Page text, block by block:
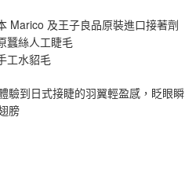
Marico 及王子良品原裝進口接著劑
蠶絲人工睫毛
工水貂毛
驗到日式接睫的羽翼輕盈感，眨眼瞬
膀